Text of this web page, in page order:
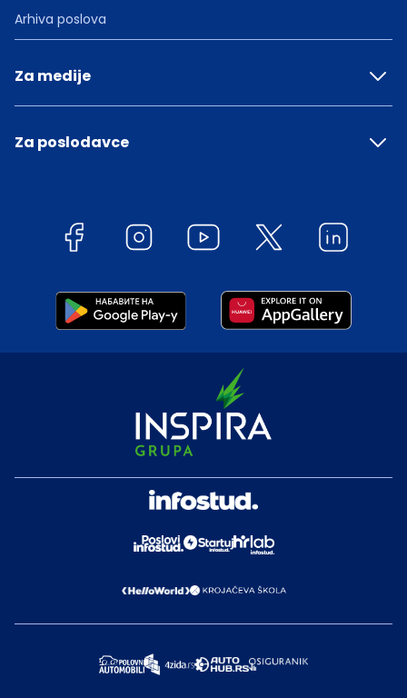
Arhiva poslova
Za medije
Za poslodavce